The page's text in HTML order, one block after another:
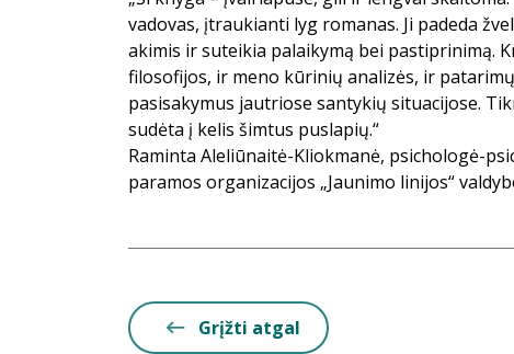
vadovas, įtraukianti lyg romanas. Ji padeda
akimis ir suteikia palaikymą bei pastiprinimą.
filosofijos, ir meno kūrinių analizės, ir
pasisakymus jautriose santykių situacijose.
sudėta į kelis šimtus puslapių.“
Raminta Aleliūnaitė-Kliokmanė, psichologė-
paramos organizacijos „Jaunimo linijos“
Grįžti atgal